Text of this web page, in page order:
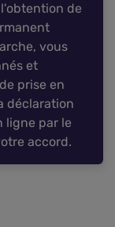
de
vous
et
prise en
déclaration
ligne par le
accord.